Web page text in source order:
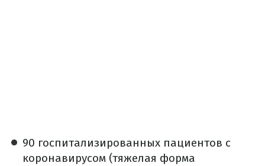
90 госпитализированных пациентов с
коронавирусом (тяжелая форма